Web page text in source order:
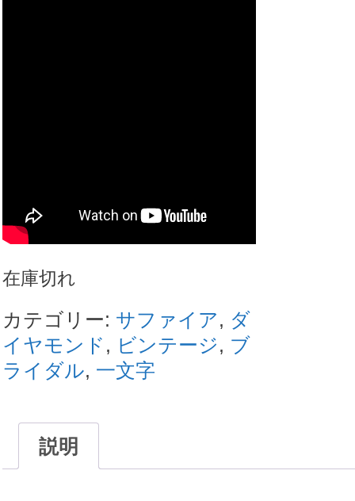
在庫切れ
カテゴリー: サファイア, ダ
イヤモンド , ビンテージ, ブ
ライダル, 一文字
説明